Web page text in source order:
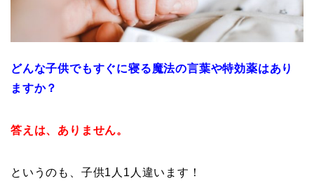
どんな子供でもすぐに寝る魔法の言葉や特効薬はあり
ますか？
答えは、ありません。
というのも、子供1人1人違います！